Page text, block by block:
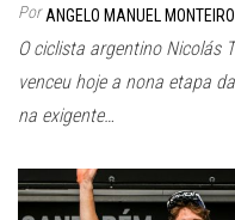
Por ANGELO MANUEL MONTEIRO
O ciclista argentino Nicolás
venceu hoje a nona etapa
na exigente…